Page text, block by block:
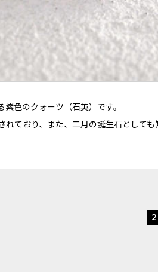
色のクォーツ（石英）です。
ており、また、二月の誕生石としても